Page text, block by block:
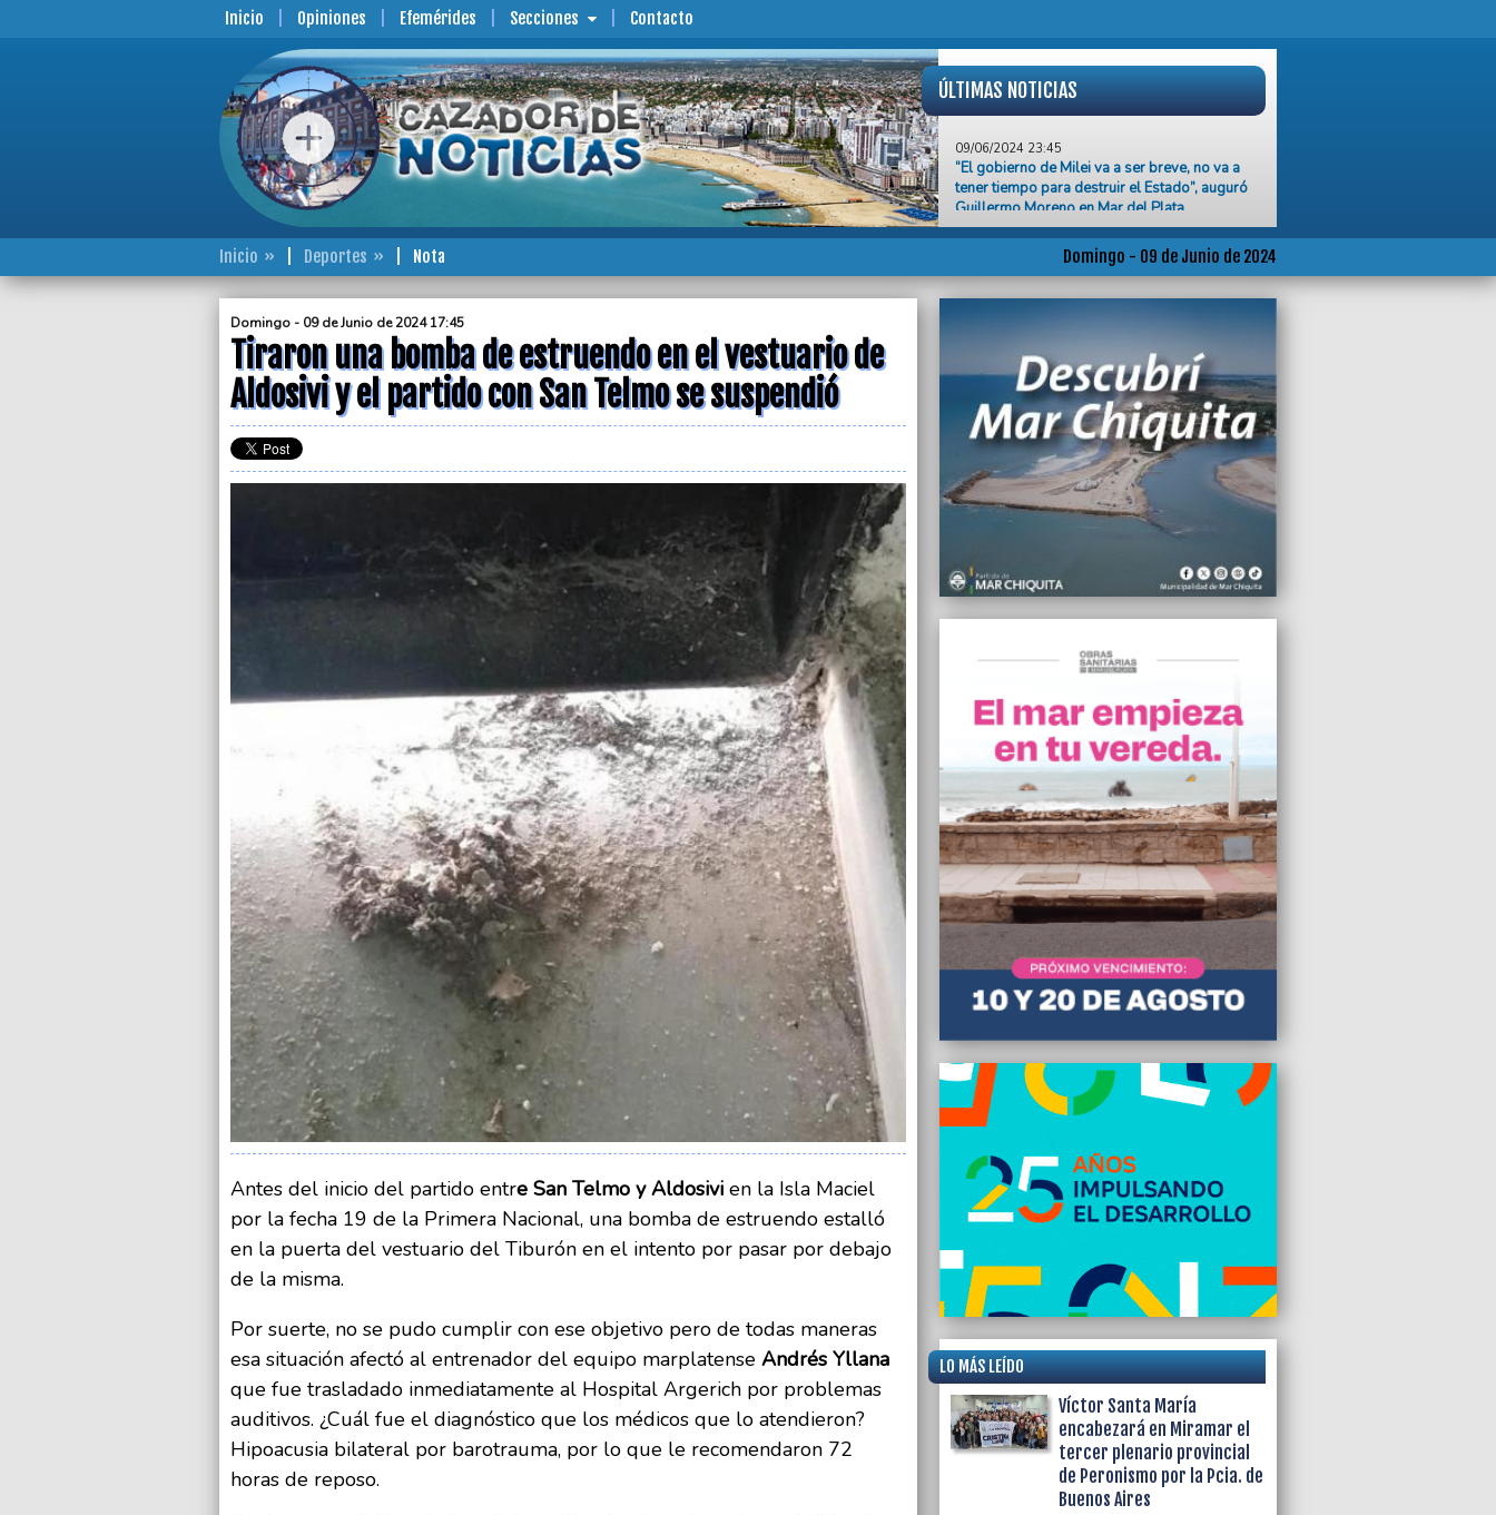
Inicio Opiniones Efemérides Secciones Contacto
ÚLTIMAS NOTICIAS
“El gobierno de Milei va a ser breve, no va a
tener tiempo para destruir el Estado”, auguró
Guillermo Moreno en Mar del Plata
09/06/2024 20:50
Martín Fierro Federal, el Oro fue para Claudio
A seis años del hundimiento, familiares y
a reclamar justicia
09/06/2024 19:08
Agónico triunfo de Alvarado sobre Arsenal
por 2 a 1
09/06/2024 17:45
Tiraron una bomba de estruendo en el
vestuario de Aldosivi y el partido con San
09/06/2024 17:33
El Ejecutivo municipal sugiere aumentar la
tarifa de taxis y remises en un 43%
09/06/2024 06:13
anual en mayo
08/06/2024 19:54
La CGT marchará cuando se trate la Ley Bases
08/06/2024 17:38
La izquierda y el sindicalismo combativo
convocan a rodear el Congreso el próximo
miércoles
08/06/2024 17:35
La Justicia confirmó el pago de las vacaciones
no gozadas por Carlos Fernando Arroyo
Domingo - 09 de Junio de 2024
Inicio Deportes Nota
Domingo - 09 de Junio de 2024 17:45
Tiraron una bomba de estruendo en el vestuario de
Aldosivi y el partido con San Telmo se suspendió
Antes del inicio del partido entre San Telmo y Aldosivi en la Isla Maciel
por la fecha 19 de la Primera Nacional, una bomba de estruendo estalló
en la puerta del vestuario del Tiburón en el intento por pasar por debajo
de la misma.
Por suerte, no se pudo cumplir con ese objetivo pero de todas maneras
esa situación afectó al entrenador del equipo marplatense Andrés Yllana
que fue trasladado inmediatamente al Hospital Argerich por problemas
auditivos. ¿Cuál fue el diagnóstico que los médicos que lo atendieron?
Hipoacusia bilateral por barotrauma, por lo que le recomendaron 72
horas de reposo.
LO MÁS LEÍDO
Víctor Santa María
encabezará en Miramar el
tercer plenario provincial
de Peronismo por la Pcia. de
Buenos Aires